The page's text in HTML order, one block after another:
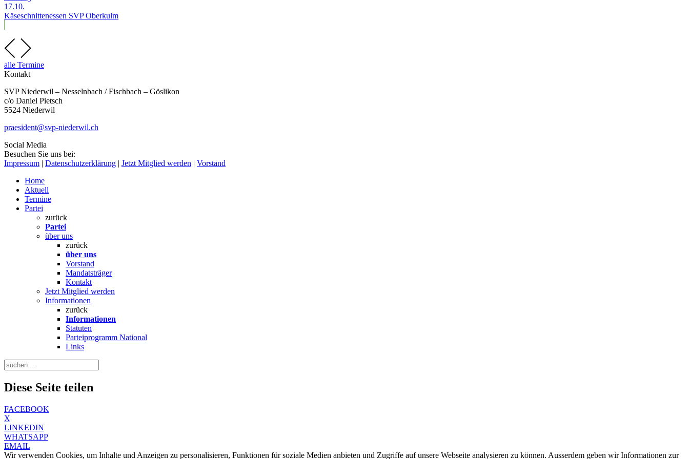
17.10.
Käseschnittenessen SVP Oberkulm
alle Termine
Kontakt
SVP Niederwil – Nesselnbach / Fischbach – Göslikon
c/o Daniel Pietsch
5524 Niederwil
praesident@svp-niederwil.ch
Social Media
Besuchen Sie uns bei:
Impressum | Datenschutzerklärung | Jetzt Mitglied werden | Vorstand
Home
Aktuell
Termine
Partei
zurück
Partei
über uns
zurück
über uns
Vorstand
Mandatsträger
Kontakt
Jetzt Mitglied werden
Informationen
zurück
Informationen
Statuten
Parteiprogramm National
Links
Diese Seite teilen
FACEBOOK
X
LINKEDIN
WHATSAPP
EMAIL
Wir verwenden Cookies, um Inhalte und Anzeigen zu personalisieren, Funktionen für soziale Medien anbieten und Zugriffe auf unsere Webseite analysieren zu können. Ausserdem geben wir Informationen zur